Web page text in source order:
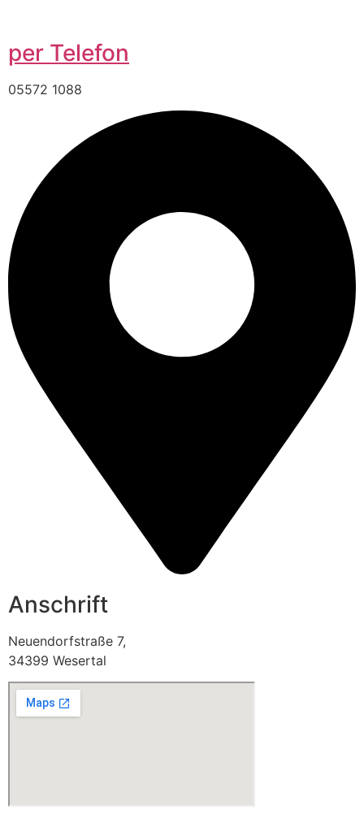
per Telefon
05572 1088
Anschrift
Neuendorfstraße 7,
34399 Wesertal